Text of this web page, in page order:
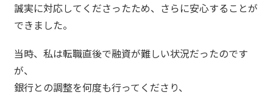
誠実に対応してくださったため、さらに安心することが
できました。
当時、私は転職直後で融資が難しい状況だったのです
が、
銀行との調整を何度も行ってくださり、